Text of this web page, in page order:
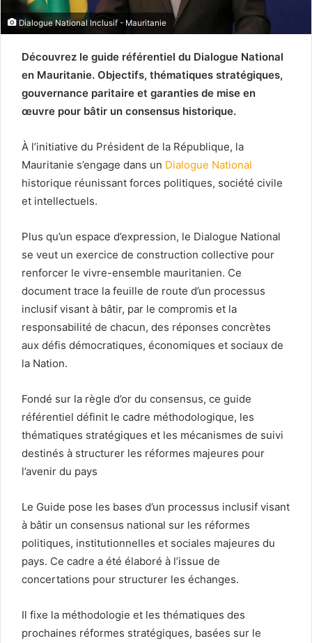
Dialogue National Inclusif - Mauritanie
Découvrez le guide référentiel du Dialogue National
en Mauritanie. Objectifs, thématiques stratégiques,
gouvernance paritaire et garanties de mise en
œuvre pour bâtir un consensus historique.
À l’initiative du Président de la République, la
Mauritanie s’engage dans un Dialogue National
historique réunissant forces politiques, société civile
et intellectuels.
Plus qu’un espace d’expression, le Dialogue National
se veut un exercice de construction collective pour
renforcer le vivre-ensemble mauritanien. Ce
document trace la feuille de route d’un processus
inclusif visant à bâtir, par le compromis et la
responsabilité de chacun, des réponses concrètes
aux défis démocratiques, économiques et sociaux de
la Nation.
Fondé sur la règle d’or du consensus, ce guide
référentiel définit le cadre méthodologique, les
thématiques stratégiques et les mécanismes de suivi
destinés à structurer les réformes majeures pour
l’avenir du pays
Le Guide pose les bases d’un processus inclusif visant
à bâtir un consensus national sur les réformes
politiques, institutionnelles et sociales majeures du
pays. Ce cadre a été élaboré à l’issue de
concertations pour structurer les échanges.
Il fixe la méthodologie et les thématiques des
prochaines réformes stratégiques, basées sur le